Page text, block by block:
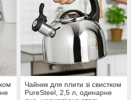
Чайник для плити зі свистком
PureSteel, 2,5 л, одинарне